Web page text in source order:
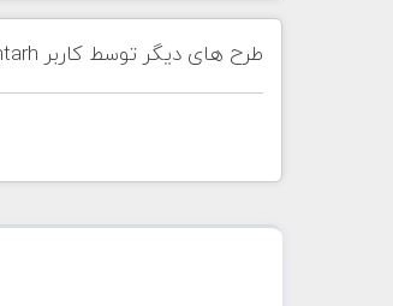
طرح های دیگر توسط کاربر mihantarh